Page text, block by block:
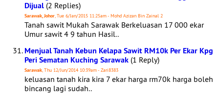
Dijual (2 Replies)
Sarawak, Johor, Tue 6/Jan/2015 11:25am - Mohd Azizan Bin Zainal 2
Tanah sawit Mukah Sarawak Berkeluasan 17 000 ekar
Umur sawit 4 9 tahun Hasil..
Menjual Tanah Kebun Kelapa Sawit RM10k Per Ekar Kpg
Peri Sematan Kuching Sarawak (1 Reply)
Sarawak, Thu 12/Jun/2014 10:39am - Zari8383
keluasan tanah kira kira 7 ekar harga rm70k harga boleh
bincang lagi sudah..